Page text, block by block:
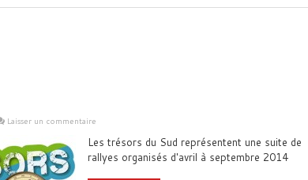
Laisser un commentaire
Les trésors du Sud représentent une suite de
rallyes organisés d'avril à septembre 2014